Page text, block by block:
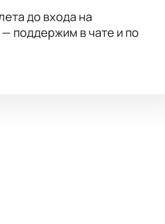
до входа на
поддержим в чате и по